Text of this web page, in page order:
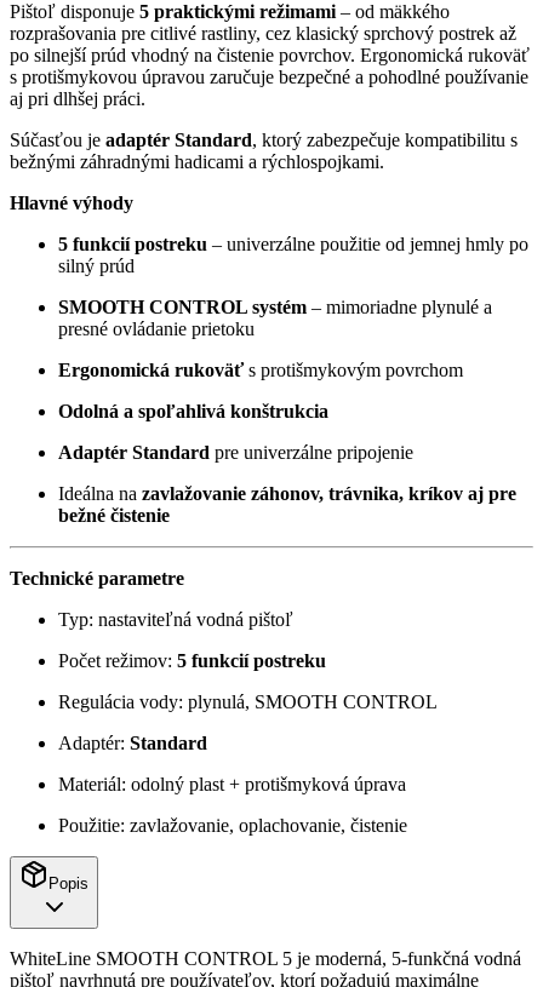
Pištoľ disponuje 5 praktickými režimami – od mäkkého
rozprašovania pre citlivé rastliny, cez klasický sprchový postrek až
po silnejší prúd vhodný na čistenie povrchov. Ergonomická rukoväť
s protišmykovou úpravou zaručuje bezpečné a pohodlné používanie
aj pri dlhšej práci.
Súčasťou je adaptér Standard, ktorý zabezpečuje kompatibilitu s
bežnými záhradnými hadicami a rýchlospojkami.
Hlavné výhody
5 funkcií postreku – univerzálne použitie od jemnej hmly po
silný prúd
SMOOTH CONTROL systém – mimoriadne plynulé a
presné ovládanie prietoku
Ergonomická rukoväťs protišmykovým povrchom
Odolná a spoľahlivá konštrukcia
Adaptér Standard pre univerzálne pripojenie
Ideálna na zavlažovanie záhonov, trávnika, kríkov aj pre
bežné čistenie
Technické parametre
Typ: nastaviteľná vodná pištoľ
Počet režimov: 5 funkcií postreku
Regulácia vody: plynulá, SMOOTH CONTROL
Adaptér: Standard
Materiál: odolný plast + protišmyková úprava
Použitie: zavlažovanie, oplachovanie, čistenie
Popis
WhiteLine SMOOTH CONTROL 5 je moderná, 5-funkčná vodná
pištoľ navrhnutá pre používateľov, ktorí požadujú maximálne